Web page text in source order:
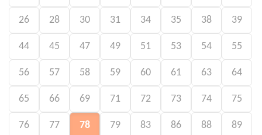
26 28 30 31 34 35 38 39
44 45 47 49 51 53 54 55
56 57 58 59 60 61 63 64
65 66 69 71 72 73 74 75
76 77 78 79 83 86 88 89